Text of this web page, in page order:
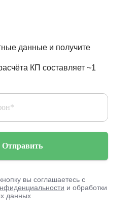
данные и получите
КП составляет ~1
Отправить
вы соглашаетесь с
и обработки
данных